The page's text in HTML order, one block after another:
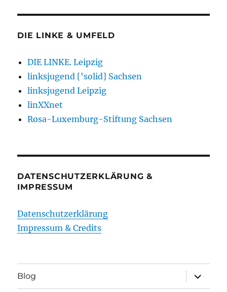
DIE LINKE & UMFELD
DIE LINKE. Leipzig
linksjugend ['solid] Sachsen
linksjugend Leipzig
linXXnet
Rosa-Luxemburg-Stiftung Sachsen
DATENSCHUTZERKLÄRUNG &
IMPRESSUM
Datenschutzerklärung
Impressum & Credits
Blog
öffnen